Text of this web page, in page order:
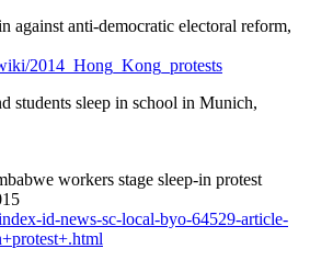
against anti-democratic electoral reform,
2014_Hong_Kong_protests
students sleep in school in Munich,
workers stage sleep-in protest
id-news-sc-local-byo-64529-article-